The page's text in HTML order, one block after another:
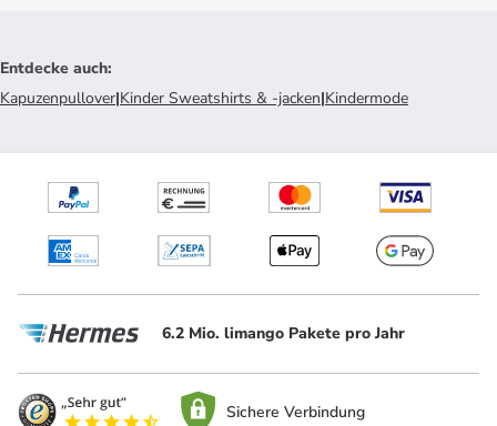
Entdecke auch:
Kapuzenpullover|Kinder Sweatshirts & -jacken|Kindermode
6.2 Mio. limango Pakete pro Jahr
Sichere Verbindung